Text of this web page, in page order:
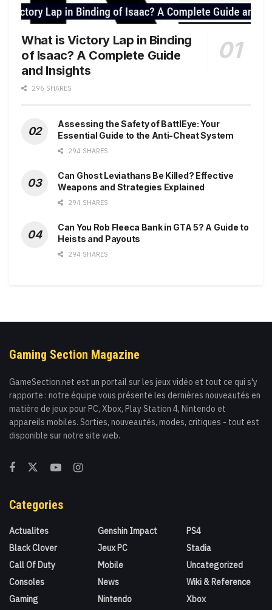
What is Victory Lap in Binding
of Isaac? A Complete Guide
and Insights
296 SHARES
Assessing the Safety of BattlEye: Your
Essential Guide to the Anti-Cheat System
294 SHARES
Can Ghost Leviathans Be Killed? Effective
Weapons and Strategies Explained
294 SHARES
Can You Rob Fleeca Bank in GTA 5? A Guide to
Heists and Payouts
294 SHARES
Gaming Section Magazine
GameSection.net est un portail sur les jeux vidéo et tout ce qui s'y
rapporte : notre équipe vous présente les dernières nouveautés en
matière de jeux pour PC, Xbox, Play Station 4, Nintendo et
appareils mobiles. Sorties, nouveautés, modes, critiques - tout est
disponible sur notre site web.
Categories
Actualites
Black Clover
Call Of Duty
Consoles
Gaming
Genshin Impact
Jeux PC
Mobile
News
Nintendo
PS4
Stadia
Uncategorized
Wiki & Reference
Xbox